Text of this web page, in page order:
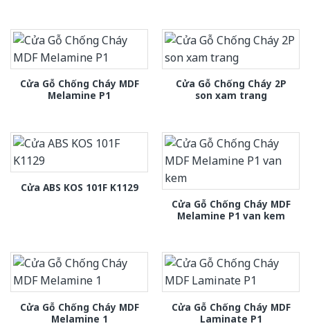
Cửa Gỗ Chống Cháy MDF
Melamine P1
Cửa Gỗ Chống Cháy 2P
son xam trang
Cửa ABS KOS 101F K1129
Cửa Gỗ Chống Cháy MDF
Melamine P1 van kem
Cửa Gỗ Chống Cháy MDF
Melamine 1
Cửa Gỗ Chống Cháy MDF
Laminate P1